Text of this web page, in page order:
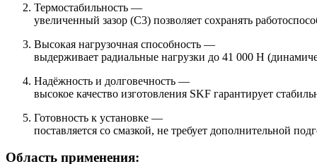
Термостабильность —
увеличенный зазор (C3) позволяет сохранять
Высокая нагрузочная способность —
выдерживает радиальные нагрузки до 41 000 Н
Надёжность и долговечность —
высокое качество изготовления SKF гарантирует
Готовность к установке —
поставляется со смазкой, не требует дополнительной
Область применения: